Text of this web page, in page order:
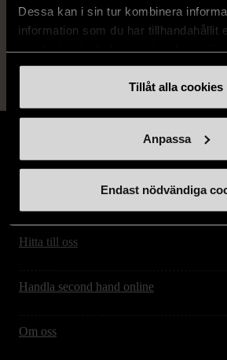
Dessa kan i sin tur kombinera
information som du har tillhandahållit
Tillåt alla cookies
Anpassa
Endast nödvändiga
Läs mer om hur vi
Hitta till oss
Handla second hand online
Om oss